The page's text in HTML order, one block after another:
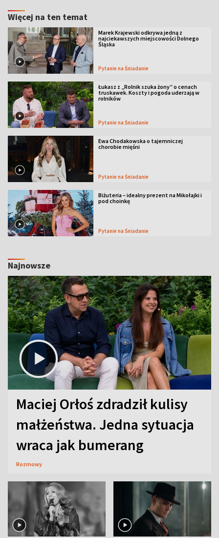
Więcej na ten temat
Marek Krajewski odkrywa jedną z
najciekawszych miejscowości Dolnego
Śląska
Pytanie na Śniadanie
Łukasz z „Rolnik szuka żony” o cenach
truskawek. Koszty i pogoda uderzają w
rolników
Pytanie na Śniadanie
Ewa Chodakowska o tajemniczej
chorobie mięśni
Pytanie na Śniadanie
Biżuteria – idealny prezent na Mikołajki i
pod choinkę
Pytanie na Śniadanie
Najnowsze
Maciej Orłoś zdradził kulisy
małżeństwa. Jedna sytuacja
wraca jak bumerang
Rozmowy